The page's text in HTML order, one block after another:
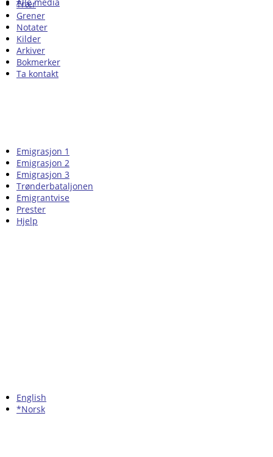
Trær
Grener
Notater
Kilder
Arkiver
Bokmerker
Ta kontakt
Emigrasjon 1
Emigrasjon 2
Emigrasjon 3
Trønderbataljonen
Emigrantvise
Prester
Hjelp
English
*Norsk